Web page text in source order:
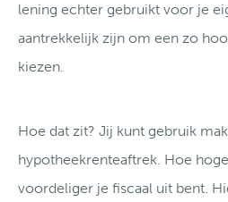
lening echter gebruikt voor je
aantrekkelijk zijn om een zo
kiezen.
Hoe dat zit? Jij kunt gebruik
hypotheekrenteaftrek. Hoe
voordeliger je fiscaal uit bent.